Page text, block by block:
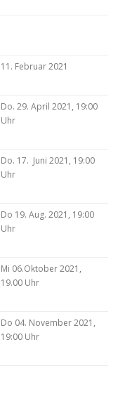
11. Februar 2021
Do. 29. April 2021, 19:00
Uhr
Do. 17. Juni 2021, 19:00
Uhr
Do 19. Aug. 2021, 19:00
Uhr
Mi 06.Oktober 2021,
19.00 Uhr
Do 04. November 2021,
19:00 Uhr